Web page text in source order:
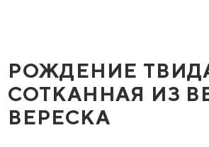
РОЖДЕНИЕ
СОТКАННАЯ ИЗ
ВЕРЕСКА